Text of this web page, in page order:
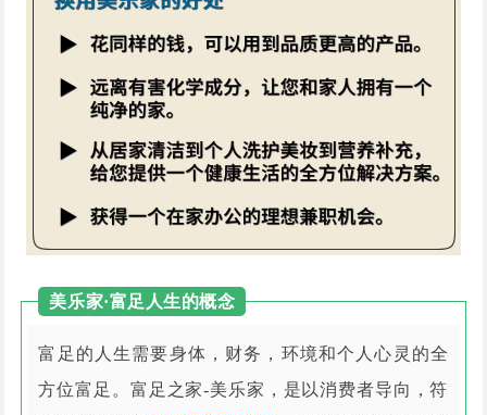
美乐家·富足人生的概念
富足的人生需要身体，财务，环境和个人心灵的全
方位富足。富足之家-美乐家，是以消费者导向，符